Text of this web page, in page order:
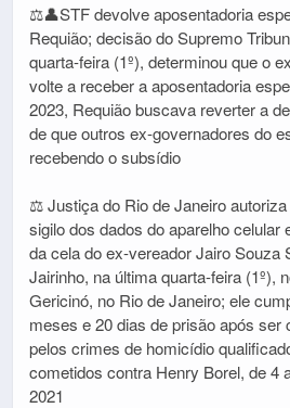
⚖️👤STF devolve aposentadoria
Requião; decisão do Supremo
quarta-feira (1º), determinou que o
volte a receber a aposentadoria
2023, Requião buscava reverter a
de que outros ex-governadores do
recebendo o subsídio
⚖️ Justiça do Rio de Janeiro
sigilo dos dados do aparelho celular
da cela do ex-vereador Jairo Souza
Jairinho, na última quarta-feira (1º),
Gericinó, no Rio de Janeiro; ele
meses e 20 dias de prisão após ser
pelos crimes de homicídio
cometidos contra Henry Borel, de 4
2021